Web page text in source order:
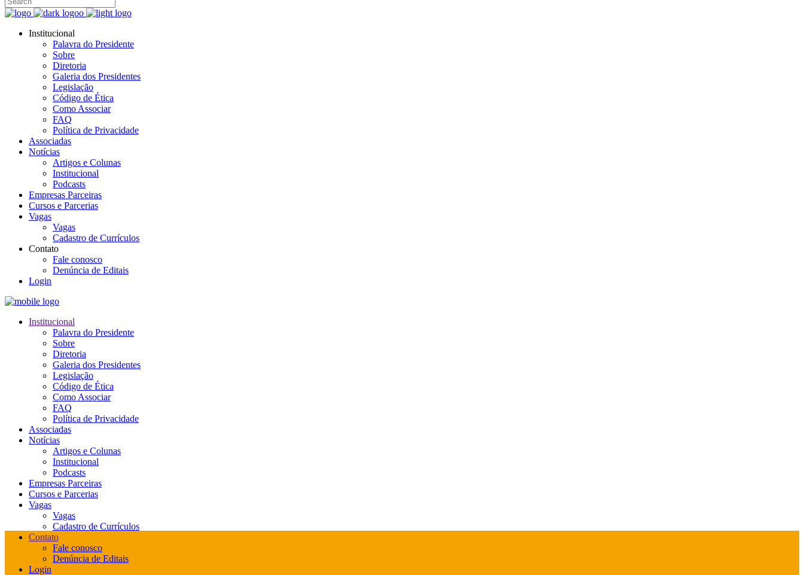
Institucional
Palavra do Presidente
Sobre
Diretoria
Galeria dos Presidentes
Legislação
Código de Ética
Como Associar
FAQ
Política de Privacidade
Associadas
Notícias
Artigos e Colunas
Institucional
Podcasts
Empresas Parceiras
Cursos e Parcerias
Vagas
Vagas
Cadastro de Currículos
Contato
Fale conosco
Denúncia de Editais
Login
Institucional
Palavra do Presidente
Sobre
Diretoria
Galeria dos Presidentes
Legislação
Código de Ética
Como Associar
FAQ
Política de Privacidade
Associadas
Notícias
Artigos e Colunas
Institucional
Podcasts
Empresas Parceiras
Cursos e Parcerias
Vagas
Vagas
Cadastro de Currículos
Contato
Fale conosco
Denúncia de Editais
Login